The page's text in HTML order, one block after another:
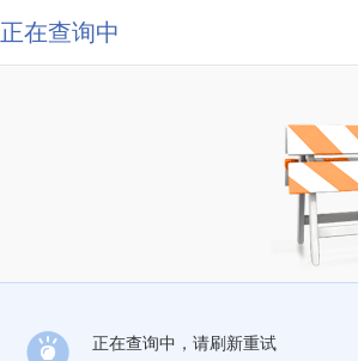
正在查询中
正在查询中，请刷新重试